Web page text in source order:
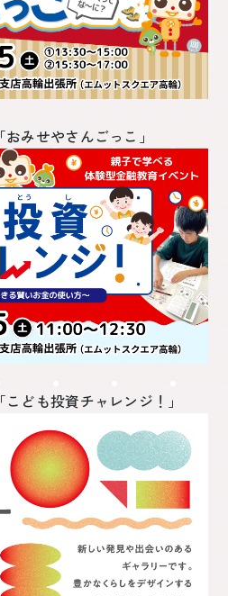
「おみせやさんごっこ」
「こども投資チャレンジ！」